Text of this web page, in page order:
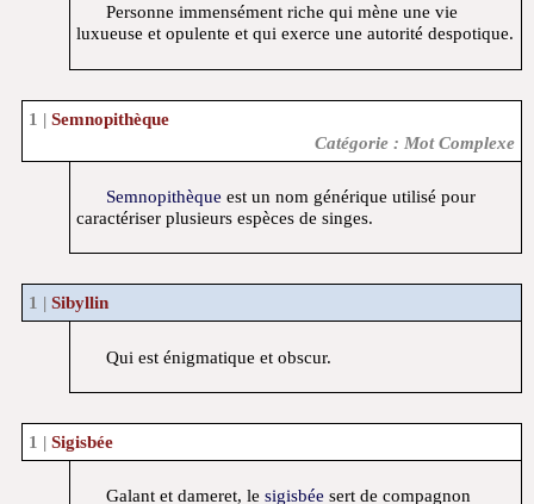
Personne immensément riche qui mène une vie
luxueuse et opulente et qui exerce une autorité despotique.
Semnopithèque
Catégorie : Mot Complexe
Semnopithèque est un nom générique utilisé pour
caractériser plusieurs espèces de singes.
Sibyllin
Qui est énigmatique et obscur.
Sigisbée
Galant et dameret, le sigisbée sert de compagnon